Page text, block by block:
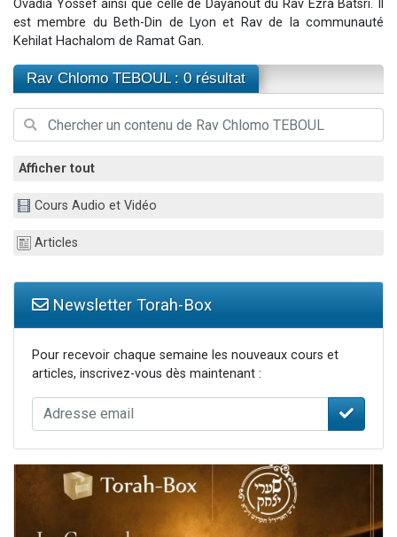
Il reste 49 places pour étudier en groupe sur Zoom
2 personnes viennent de nous rejoindre sur WhatsApp
2 nouvelles musiques dans Torah-Box Music
Ovadia Yossef ainsi que celle de Dayanout du Rav Ezra Batsri. Il
est membre du Beth-Din de Lyon et Rav de la communauté
Kehilat Hachalom de Ramat Gan.
Rav Chlomo TEBOUL : 0 résultat
Afficher tout
Cours Audio et Vidéo
Articles
Newsletter Torah-Box
Pour recevoir chaque semaine les nouveaux cours et
articles, inscrivez-vous dès maintenant :